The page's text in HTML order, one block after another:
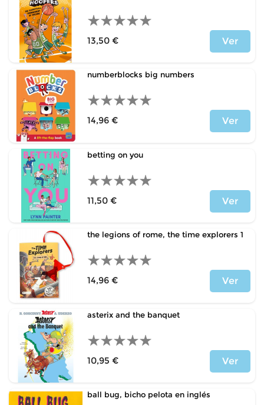
13,50 €
Ver
numberblocks big numbers
14,96 €
Ver
betting on you
11,50 €
Ver
the legions of rome, the time explorers 1
14,96 €
Ver
asterix and the banquet
10,95 €
Ver
ball bug, bicho pelota en inglés